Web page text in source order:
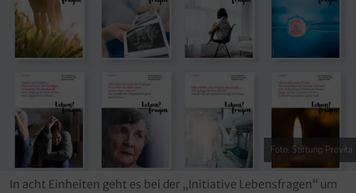
Foto: Stiftung Provita
In acht Einheiten geht es bei der „Initiative Lebensfragen“ um